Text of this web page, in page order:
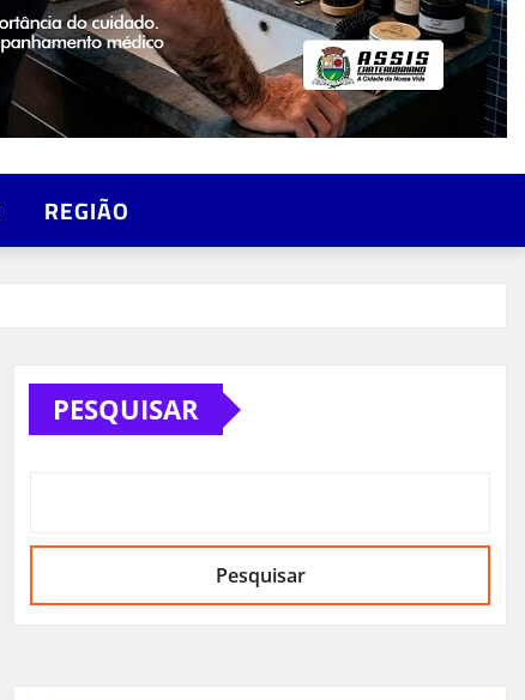
REGIÃO
PESQUISAR
Pesquisar